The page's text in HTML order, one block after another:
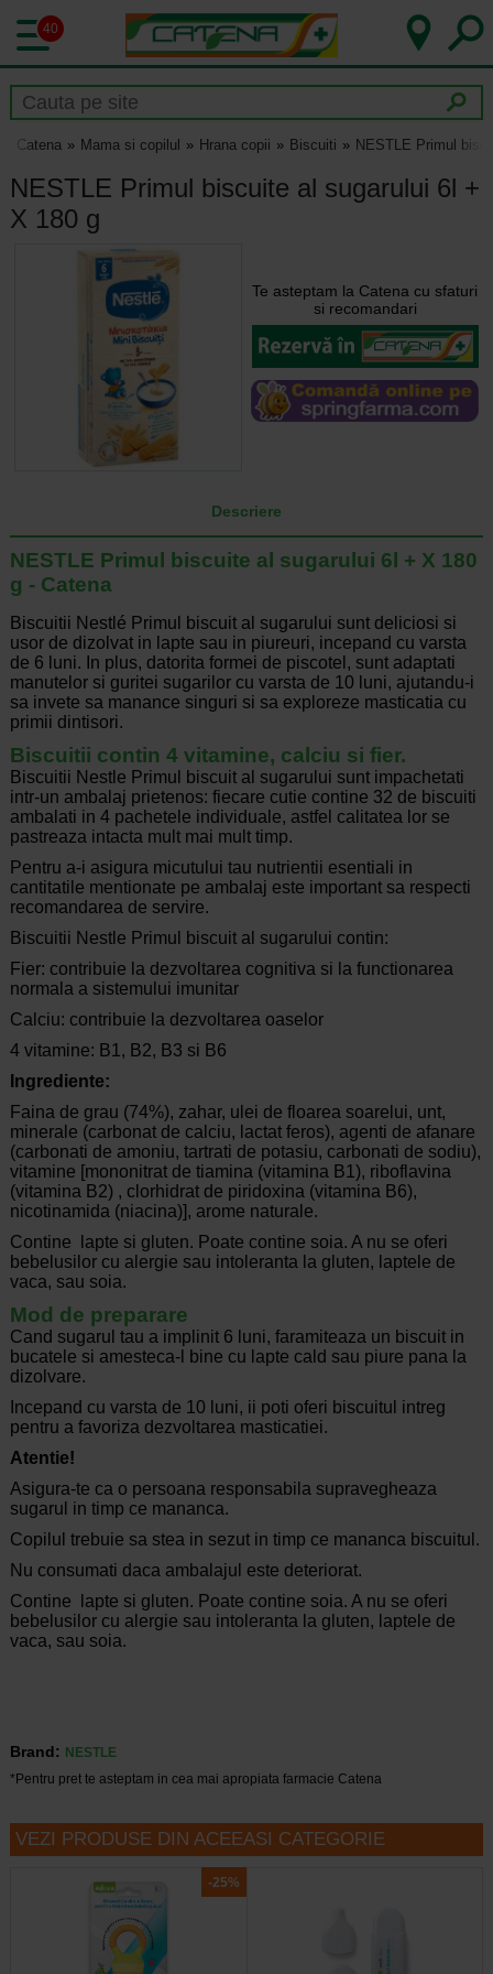
40
Catena Mama si copilul Hrana copii Biscuiti NESTLE Primul
NESTLE Primul biscuite al sugarului 6l +
X 180 g
Te asteptam la Catena cu sfaturi
si recomandari
Descriere
NESTLE Primul biscuite al sugarului 6l + X 180
g - Catena
Biscuitii Nestlé Primul biscuit al sugarului sunt deliciosi si
usor de dizolvat in lapte sau in piureuri, incepand cu varsta
de 6 luni. In plus, datorita formei de piscotel, sunt adaptati
manutelor si guritei sugarilor cu varsta de 10 luni, ajutandu-i
sa invete sa manance singuri si sa exploreze masticatia cu
primii dintisori.
Biscuitii contin 4 vitamine, calciu si fier.
Biscuitii Nestle Primul biscuit al sugarului sunt impachetati
intr-un ambalaj prietenos: fiecare cutie contine 32 de biscuiti
ambalati in 4 pachetele individuale, astfel calitatea lor se
pastreaza intacta mult mai mult timp.
Pentru a-i asigura micutului tau nutrientii esentiali in
cantitatile mentionate pe ambalaj este important sa respecti
recomandarea de servire.
Biscuitii Nestle Primul biscuit al sugarului contin:
Fier: contribuie la dezvoltarea cognitiva si la functionarea
normala a sistemului imunitar
Calciu: contribuie la dezvoltarea oaselor
4 vitamine: B1, B2, B3 si B6
Ingrediente:
Faina de grau (74%), zahar, ulei de floarea soarelui, unt,
minerale (carbonat de calciu, lactat feros), agenti de afanare
(carbonati de amoniu, tartrati de potasiu, carbonati de sodiu),
vitamine [mononitrat de tiamina (vitamina B1), riboflavina
(vitamina B2) , clorhidrat de piridoxina (vitamina B6),
nicotinamida (niacina)], arome naturale.
Contine lapte si gluten. Poate contine soia. A nu se oferi
bebelusilor cu alergie sau intoleranta la gluten, laptele de
vaca, sau soia.
Mod de preparare
Cand sugarul tau a implinit 6 luni, faramiteaza un biscuit in
bucatele si amesteca-l bine cu lapte cald sau piure pana la
dizolvare.
Incepand cu varsta de 10 luni, ii poti oferi biscuitul intreg
pentru a favoriza dezvoltarea masticatiei.
Atentie!
Asigura-te ca o persoana responsabila supravegheaza
sugarul in timp ce mananca.
Copilul trebuie sa stea in sezut in timp ce mananca biscuitul.
Nu consumati daca ambalajul este deteriorat.
Contine lapte si gluten. Poate contine soia. A nu se oferi
bebelusilor cu alergie sau intoleranta la gluten, laptele de
vaca, sau soia.
Brand: NESTLE
*Pentru pret te asteptam in cea mai apropiata farmacie Catena
VEZI PRODUSE DIN ACEEASI CATEGORIE
-25%